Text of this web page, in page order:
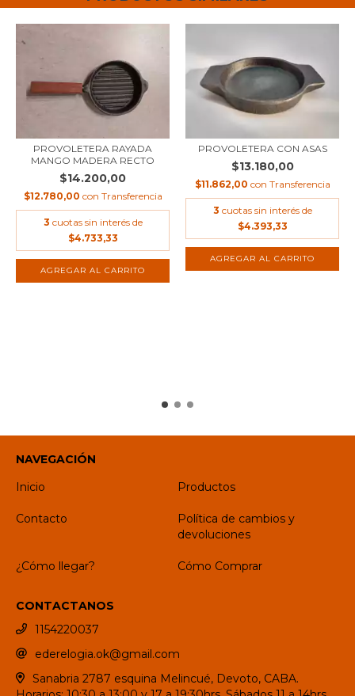
PROVOLETERA RAYADA
MANGO MADERA RECTO
$14.200,00
$12.780,00 con Transferencia
3 cuotas sin interés de
$4.733,33
PROVOLETERA CON ASAS
$13.180,00
$11.862,00 con Transferencia
3 cuotas sin interés de
$4.393,33
NAVEGACIÓN
Inicio
Productos
Contacto
Política de cambios y
devoluciones
¿Cómo llegar? Cómo Comprar
CONTACTANOS
1154220037
ederelogia.ok@gmail.com
Sanabria 2787 esquina Melincué, Devoto, CABA.